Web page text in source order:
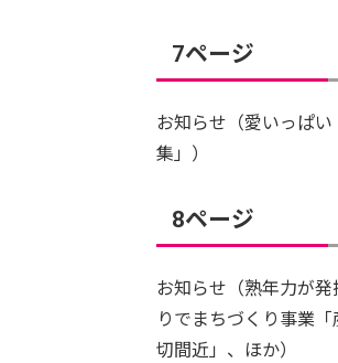
7ページ
お知らせ（愛いっぱ
集」）
8ページ
お知らせ（熟年力が
りでまちづくり事業
切間近」、ほか）